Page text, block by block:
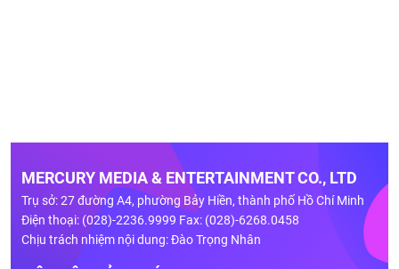
MERCURY MEDIA & ENTERTAINMENT CO., LTD
Trụ sở: 27 đường A4, phường Bảy Hiền, thành phố Hồ Chí Minh
Điện thoại: (028)-2236.9999 Fax: (028)-6268.0458
Chịu trách nhiệm nội dung: Đào Trọng Nhân